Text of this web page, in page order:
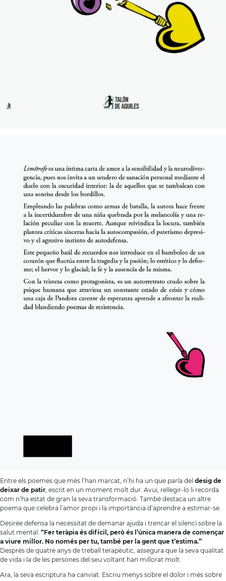
Entre els poemes que més l’han marcat, n’hi ha un que parla del desig de
deixar de patir, escrit en un moment molt dur. Avui, rellegir-lo li recorda
com n’ha estat de gran la seva transformació. També destaca un altre
poema que celebra l’amor propi i la importància d’aprendre a estimar-se.
Desirée defensa la necessitat de demanar ajuda i trencar el silenci sobre la
salut mental: “Fer teràpia és difícil, però és l’única manera de començar
a viure millor. No només per tu, també per la gent que t’estima.”
Després de quatre anys de treball terapèutic, assegura que la seva qualitat
de vida i la de les persones del seu voltant han millorat molt.
Ara, la seva escriptura ha canviat. Escriu menys sobre el dolor i més sobre